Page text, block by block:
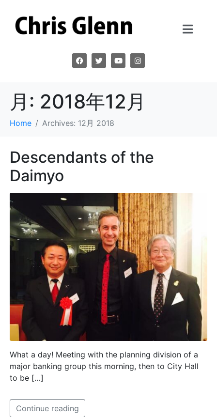
月: 2018年12月
Home Archives: 12月 2018
Descendants of the
Daimyo
What a day! Meeting with the planning division of a
major banking group this morning, then to City Hall
to be […]
Continue reading